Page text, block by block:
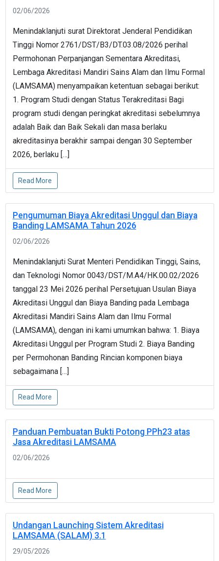
02/06/2026
Menindaklanjuti surat Direktorat Jenderal Pendidikan
Tinggi Nomor 2761/DST/B3/DT.03.08/2026 perihal
Permohonan Perpanjangan Sementara Akreditasi,
Lembaga Akreditasi Mandiri Sains Alam dan Ilmu Formal
(LAMSAMA) menyampaikan ketentuan sebagai berikut:
1. Program Studi dengan Status Terakreditasi Bagi
program studi dengan peringkat akreditasi sebelumnya
adalah Baik dan Baik Sekali dan masa berlaku
akreditasinya berakhir sampai dengan 30 September
2026, berlaku […]
Read More
Pengumuman Biaya Akreditasi Unggul dan Biaya
Banding LAMSAMA Tahun 2026
02/06/2026
Menindaklanjuti Surat Menteri Pendidikan Tinggi, Sains,
dan Teknologi Nomor 0043/DST/M.A4/HK.00.02/2026
tanggal 23 Mei 2026 perihal Persetujuan Usulan Biaya
Akreditasi Unggul dan Biaya Banding pada Lembaga
Akreditasi Mandiri Sains Alam dan Ilmu Formal
(LAMSAMA), dengan ini kami umumkan bahwa: 1. Biaya
Akreditasi Unggul per Program Studi 2. Biaya Banding
per Permohonan Banding Rincian komponen biaya
sebagaimana […]
Read More
Panduan Pembuatan Bukti Potong PPh23 atas
Jasa Akreditasi LAMSAMA
02/06/2026
Read More
Undangan Launching Sistem Akreditasi
LAMSAMA (SALAM) 3.1
29/05/2026